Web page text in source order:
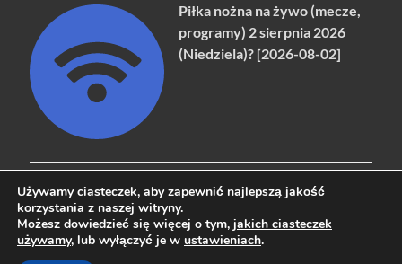
Piłka nożna na żywo (mecze,
programy) 2 sierpnia 2026
(Niedziela)? [2026-08-02]
Copyright © 2026naziemna.info - Telewizja cyfrowa, Radio,
Używamy ciasteczek, aby zapewnić najlepszą jakość
korzystania z naszej witryny.
Możesz dowiedzieć się więcej o tym, jakich ciasteczek
używamy, lub wyłączyć je w ustawieniach.